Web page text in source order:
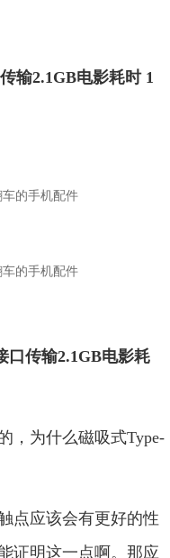
输2.1GB电影耗时 1
口传输2.1GB电影耗
，为什么磁吸式Type-
点应该会有更好的性
证明这一点啊。那应